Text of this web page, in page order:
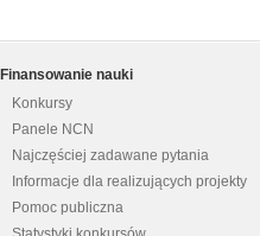
Finansowanie nauki
Konkursy
Panele NCN
Najczęściej zadawane pytania
Informacje dla realizujących projekty
Pomoc publiczna